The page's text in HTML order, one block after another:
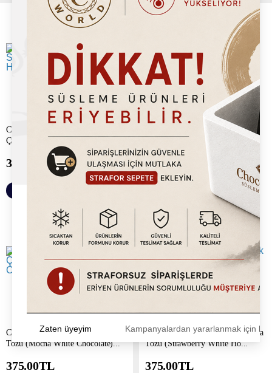
Chocoworld Kurabiyeli Sıcak
Çikolata (Cookies Hot Chocolate...
375.00 TL
Chocoworld Moka Çikolata Tozu
(Mocha Chocolate) 1Kg
375.00TL
Chocoworld Beyaz Moka Çikolata
Tozu (Mocha White Chocolate)...
375.00TL
Chocoworld Çilekli Sıcak Çikolata
Tozu (Strawberry White Ho...
375.00TL
Kampanyalardan yararlanmak için
Zaten üyeyim